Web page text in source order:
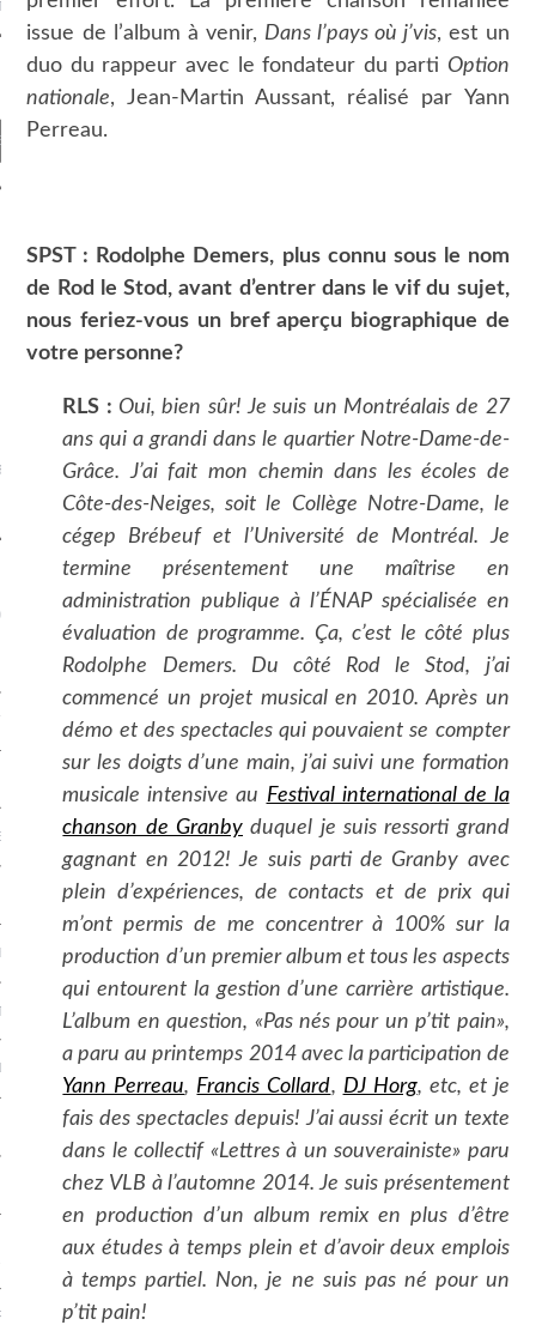
fiscaux, enfer des
peuples 1/4
RUBRIQUES
VIDÉO
QUÉBÉCOISE
NATIONALE
GÉNÉRATION
POLITIQUE
issue de l’album à venir, Dans l’pays où j’vis, est un
duo du rappeur avec le fondateur du parti Option
nationale, Jean-Martin Aussant, réalisé par Yann
Perreau.
SPST : Rodolphe Demers, plus connu sous le nom
de Rod le Stod, avant d’entrer dans le vif du sujet,
nous feriez-vous un bref aperçu biographique de
votre personne?
RLS : Oui, bien sûr! Je suis un Montréalais de 27
ans qui a grandi dans le quartier Notre-Dame-de-
Grâce. J’ai fait mon chemin dans les écoles de
Côte-des-Neiges, soit le Collège Notre-Dame, le
cégep Brébeuf et l’Université de Montréal. Je
termine présentement une maîtrise en
administration publique à l’ÉNAP spécialisée en
évaluation de programme. Ça, c’est le côté plus
Rodolphe Demers. Du côté Rod le Stod, j’ai
commencé un projet musical en 2010. Après un
démo et des spectacles qui pouvaient se compter
sur les doigts d’une main, j’ai suivi une formation
musicale intensive au Festival international de la
chanson de Granby duquel je suis ressorti grand
gagnant en 2012! Je suis parti de Granby avec
plein d’expériences, de contacts et de prix qui
m’ont permis de me concentrer à 100% sur la
production d’un premier album et tous les aspects
qui entourent la gestion d’une carrière artistique.
L’album en question, «Pas nés pour un p’tit pain»,
a paru au printemps 2014 avec la participation de
Yann Perreau, Francis Collard, DJ Horg, etc, et je
fais des spectacles depuis! J’ai aussi écrit un texte
dans le collectif «Lettres à un souverainiste» paru
chez VLB à l’automne 2014. Je suis présentement
en production d’un album remix en plus d’être
aux études à temps plein et d’avoir deux emplois
à temps partiel. Non, je ne suis pas né pour un
p’tit pain!